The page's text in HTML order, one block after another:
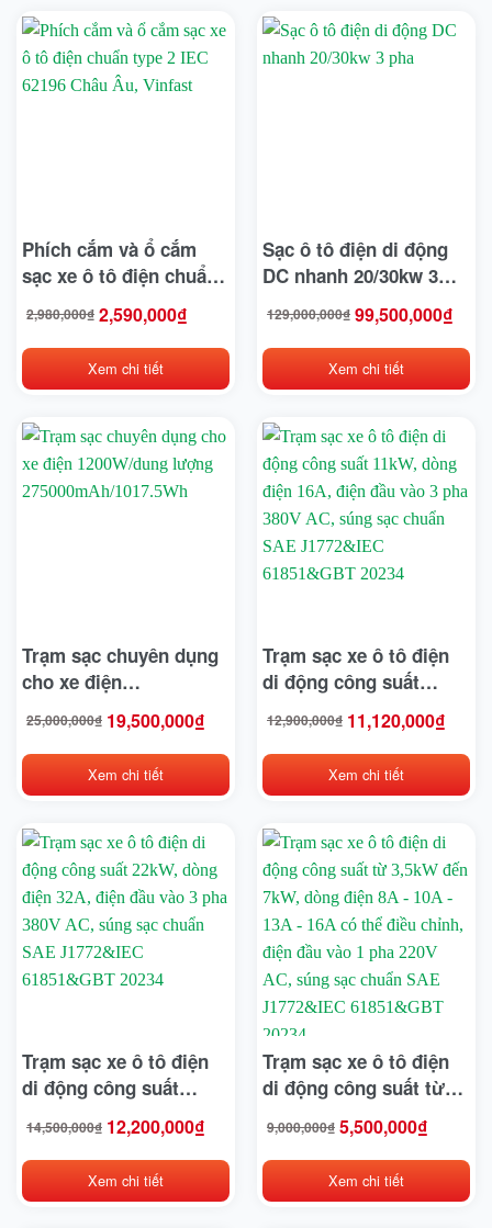
Hangcha
Heli
Hyundai
Jili
JLG
JVCEco
Kings Tire
Lonking
Maxxis
Michelin
Mikano
Mitsubishi
Nichiyu
Ninja
Noblelift
PEGA
Phích cắm và ổ cắm
sạc xe ô tô điện chuẩn
Âu, Vinfast
2,980,000₫
Giá
gốc
2,980,000₫.
2,590,000₫
Giá
hiện
là:
2,590,000₫.
Xem chi tiết
Sạc ô tô điện di động
DC nhanh 20/30kw 3
129,000,000₫
Giá
gốc
129,000,000₫.
99,500,000₫
Giá
hiện
là:
99,500,000₫.
Xem chi tiết
Trạm sạc chuyên dụng
cho xe điện
1200W/dung lượng
275000mAh/1017.5Wh
25,000,000₫
Giá
gốc
25,000,000₫.
19,500,000₫
Giá
hiện
là:
19,500,000₫.
Xem chi tiết
Trạm sạc xe ô tô điện
di động công suất
11kW, dòng điện 16A,
điện đầu vào 3 pha
380V AC, súng sạc
chuẩn SAE J1772&IEC
12,900,000₫
Giá
gốc
12,900,000₫.
11,120,000₫
Giá
hiện
là:
11,120,000₫.
Xem chi tiết
Trạm sạc xe ô tô điện
di động công suất
22kW, dòng điện 32A,
điện đầu vào 3 pha
380V AC, súng sạc
chuẩn SAE J1772&IEC
14,500,000₫
Giá
gốc
14,500,000₫.
12,200,000₫
Giá
hiện
là:
12,200,000₫.
Xem chi tiết
Trạm sạc xe ô tô điện
di động công suất từ
3,5kW đến 7kW, dòng
điện 8A – 10A – 13A –
16A có thể điều chỉnh,
điện đầu vào 1 pha
9,000,000₫
Giá
gốc
9,000,000₫.
5,500,000₫
Giá
hiện
là:
5,500,000₫.
Xem chi tiết